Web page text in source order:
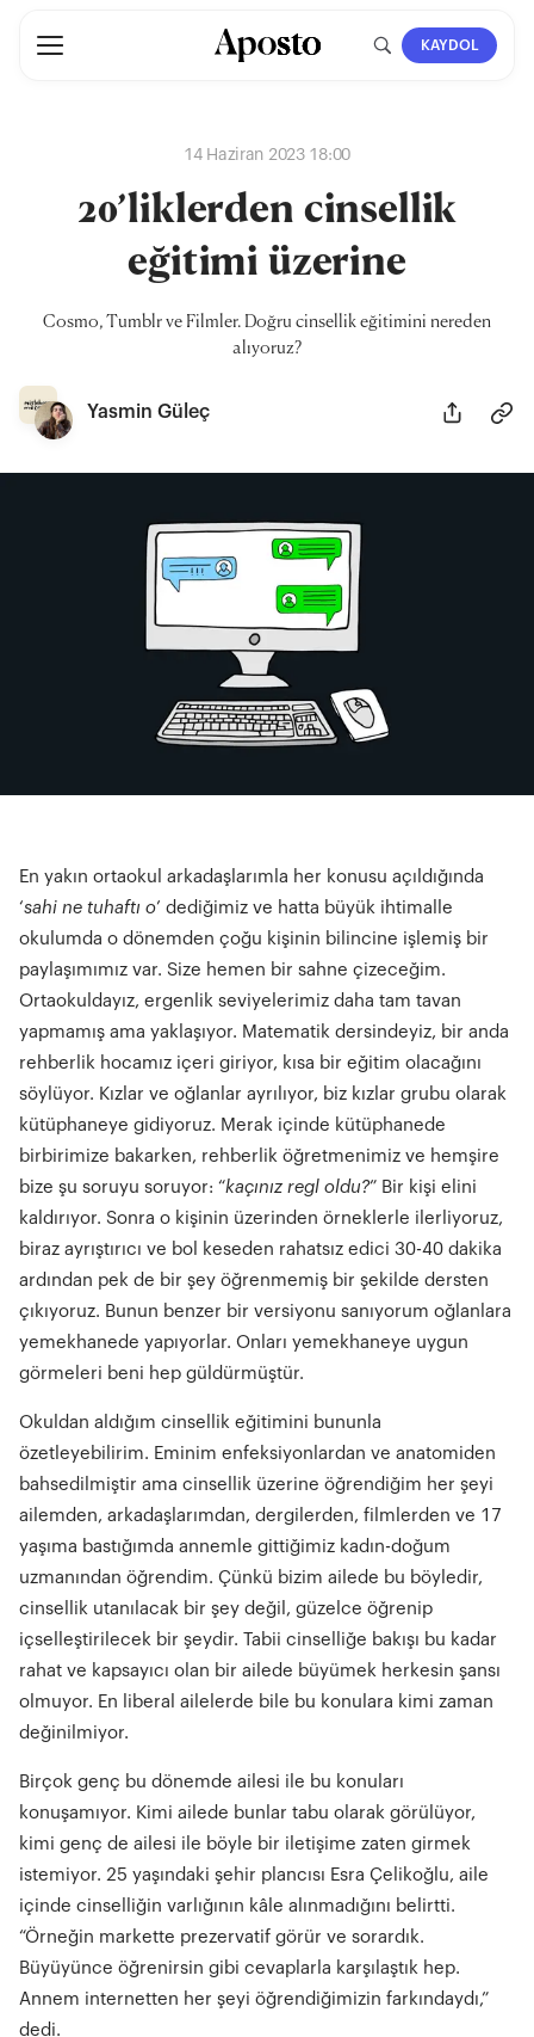
KAYDOL
14 Haziran 2023 18:00
20’liklerden cinsellik
eğitimi üzerine
Cosmo, Tumblr ve Filmler. Doğru cinsellik eğitimini nereden
alıyoruz?
Yasmin Güleç
En yakın ortaokul arkadaşlarımla her konusu açıldığında
‘sahi ne tuhaftı o’ dediğimiz ve hatta büyük ihtimalle
okulumda o dönemden çoğu kişinin bilincine işlemiş bir
paylaşımımız var. Size hemen bir sahne çizeceğim.
Ortaokuldayız, ergenlik seviyelerimiz daha tam tavan
yapmamış ama yaklaşıyor. Matematik dersindeyiz, bir anda
rehberlik hocamız içeri giriyor, kısa bir eğitim olacağını
söylüyor. Kızlar ve oğlanlar ayrılıyor, biz kızlar grubu olarak
kütüphaneye gidiyoruz. Merak içinde kütüphanede
birbirimize bakarken, rehberlik öğretmenimiz ve hemşire
bize şu soruyu soruyor: “kaçınız regl oldu?” Bir kişi elini
kaldırıyor. Sonra o kişinin üzerinden örneklerle ilerliyoruz,
biraz ayrıştırıcı ve bol keseden rahatsız edici 30-40 dakika
ardından pek de bir şey öğrenmemiş bir şekilde dersten
çıkıyoruz. Bunun benzer bir versiyonu sanıyorum oğlanlara
yemekhanede yapıyorlar. Onları yemekhaneye uygun
görmeleri beni hep güldürmüştür.
Okuldan aldığım cinsellik eğitimini bununla
özetleyebilirim. Eminim enfeksiyonlardan ve anatomiden
bahsedilmiştir ama cinsellik üzerine öğrendiğim her şeyi
ailemden, arkadaşlarımdan, dergilerden, filmlerden ve 17
yaşıma bastığımda annemle gittiğimiz kadın-doğum
uzmanından öğrendim. Çünkü bizim ailede bu böyledir,
cinsellik utanılacak bir şey değil, güzelce öğrenip
içselleştirilecek bir şeydir. Tabii cinselliğe bakışı bu kadar
rahat ve kapsayıcı olan bir ailede büyümek herkesin şansı
olmuyor. En liberal ailelerde bile bu konulara kimi zaman
değinilmiyor.
Birçok genç bu dönemde ailesi ile bu konuları
konuşamıyor. Kimi ailede bunlar tabu olarak görülüyor,
kimi genç de ailesi ile böyle bir iletişime zaten girmek
istemiyor. 25 yaşındaki şehir plancısı Esra Çelikoğlu, aile
içinde cinselliğin varlığının kâle alınmadığını belirtti.
“Örneğin markette prezervatif görür ve sorardık.
Büyüyünce öğrenirsin gibi cevaplarla karşılaştık hep.
Annem internetten her şeyi öğrendiğimizin farkındaydı,”
dedi.